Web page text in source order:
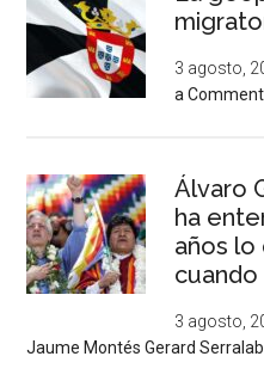
3 agosto,
a Comment
Álvaro
ha
años lo
cuando
3 agosto,
Jaume Montés Gerard